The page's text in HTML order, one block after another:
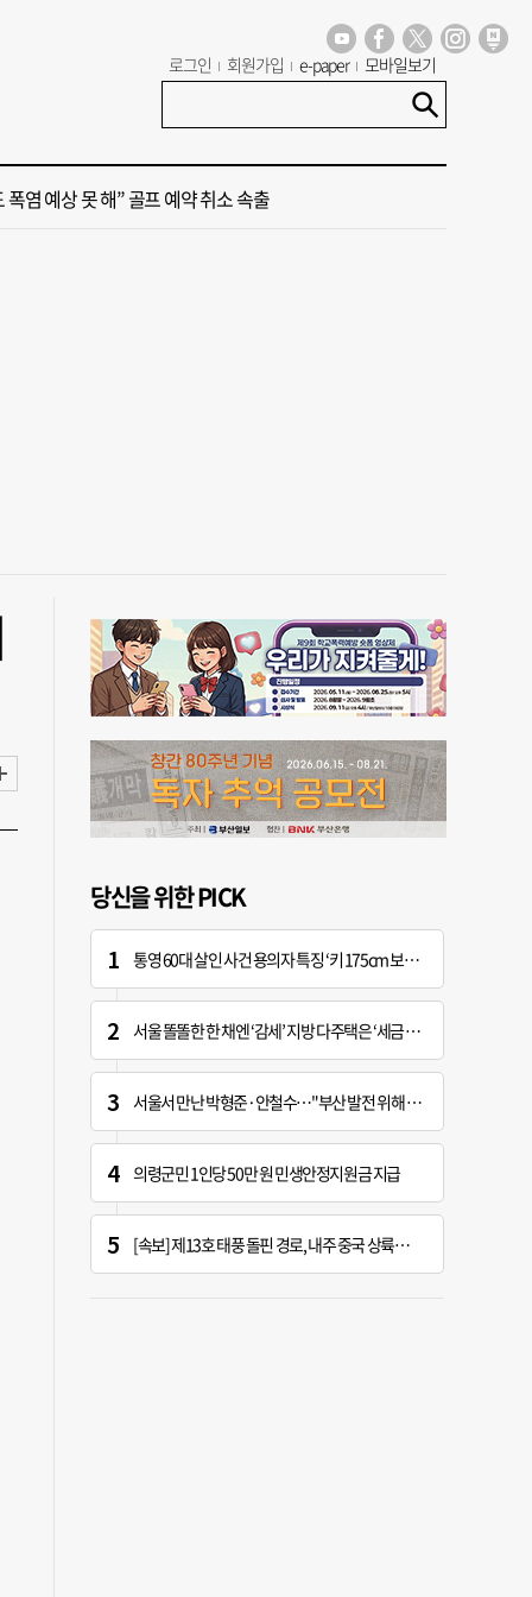
로그인 회원가입 e-paper 모바일보기
기 만에 노조 생긴 두 기업, 닮은 꼴 노사 갈등
성향 단체 '신남성연대' 대표 숨진 채 발견
폭염 예상 못 해” 골프 예약 취소 속출
당신을 위한 PICK
통영 60대 살인 사건 용의자 특징 ‘키 175cm 보통 체격’
서울 똘똘한 한 채엔 ‘감세’ 지방 다주택은 ‘세금 폭탄’
서울서 만난 박형준·안철수…"부산 발전 위해 힘 보태기로"
의령군민 1인당 50만 원 민생안정지원금 지급
[속보] 제13호 태풍 돌핀 경로, 내주 중국 상륙…'불가마 더위' 언제까지